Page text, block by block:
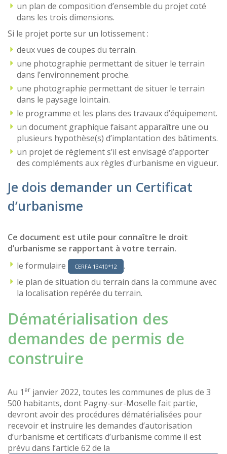
un plan de composition d’ensemble du projet coté
dans les trois dimensions.
Si le projet porte sur un lotissement :
deux vues de coupes du terrain.
une photographie permettant de situer le terrain
dans l’environnement proche.
une photographie permettant de situer le terrain
dans le paysage lointain.
le programme et les plans des travaux d’équipement.
un document graphique faisant apparaître une ou
plusieurs hypothèse(s) d’implantation des bâtiments.
un projet de règlement s’il est envisagé d’apporter
des compléments aux règles d’urbanisme en vigueur.
Je dois demander un Certificat
d’urbanisme
Ce document est utile pour connaître le droit
d’urbanisme se rapportant à votre terrain.
le formulaire
CERFA 13410*12
.
le plan de situation du terrain dans la commune avec
la localisation repérée du terrain.
Dématérialisation des
demandes de permis de
construire
Au 1 er janvier 2022, toutes les communes de plus de 3
500 habitants, dont Pagny-sur-Moselle fait partie,
devront avoir des procédures dématérialisées pour
recevoir et instruire les demandes d’autorisation
d’urbanisme et certificats d’urbanisme comme il est
prévu dans l’article 62 de la